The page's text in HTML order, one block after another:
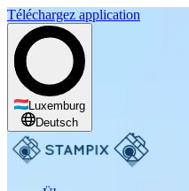
Téléchargez application
Luxemburg
Deutsch